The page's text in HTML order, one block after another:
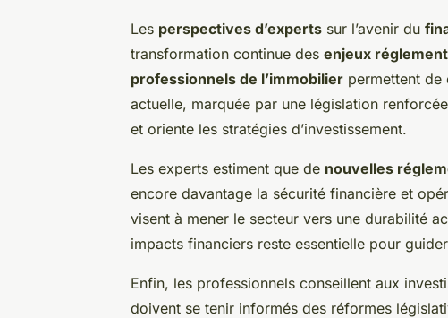
Les perspectives d’experts sur l’avenir du
transformation continue des enjeux
professionnels de l’immobilier permettent de
actuelle, marquée par une législation
et oriente les stratégies d’investissement.
Les experts estiment que de nouvelles
encore davantage la sécurité financière et
visent à mener le secteur vers une durabilité
impacts financiers reste essentielle pour
Enfin, les professionnels conseillent aux
doivent se tenir informés des réformes